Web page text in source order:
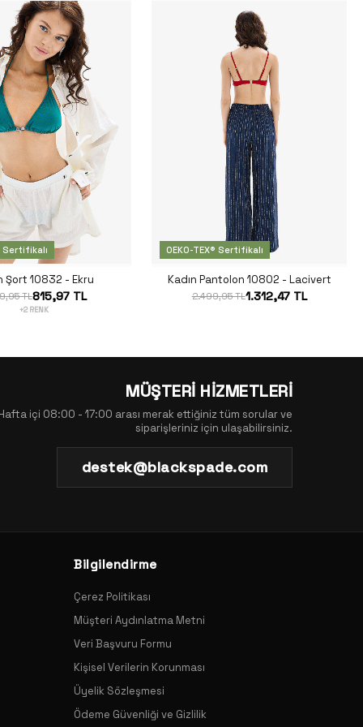
Sertifikalı
Şort 10832 - Ekru
TL815,97 TL
+2 RENK
OEKO-TEX® Sertifikalı
Kadın Pantolon 10802 - Lacivert
2.499,95 TL1.312,47 TL
MÜŞTERİ HİZMETLERİ
içi 08:00 - 17:00 arası merak ettiğiniz tüm sorular ve
siparişleriniz için ulaşabilirsiniz.
destek@blackspade.com
Bilgilendirme
Çerez Politikası
Müşteri Aydınlatma Metni
Veri Başvuru Formu
Kişisel Verilerin Korunması
Üyelik Sözleşmesi
Ödeme Güvenliği ve Gizlilik